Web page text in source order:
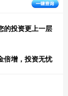
的投资更上一层
倍增，投资无忧